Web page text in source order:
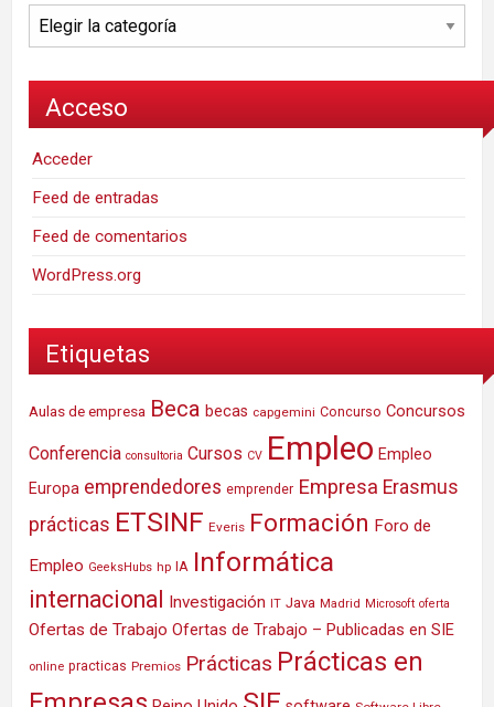
Categorías
Acceso
Acceder
Feed de entradas
Feed de comentarios
WordPress.org
Etiquetas
Aulas de empresa Beca becas capgemini Concurso Concursos
Conferencia consultoria Cursos CV Empleo Empleo
Europa emprendedores emprender Empresa Erasmus
prácticas ETSINF Everis Formación Foro de
Empleo GeeksHubs hp IA Informática
internacional Investigación IT Java Madrid Microsoft oferta
Ofertas de Trabajo Ofertas de Trabajo – Publicadas en SIE
online practicas Premios Prácticas Prácticas en